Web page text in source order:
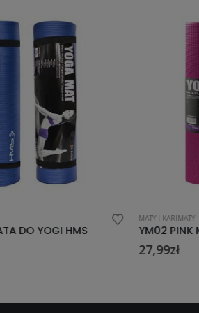
YM02 PINK MATA DO YOGI